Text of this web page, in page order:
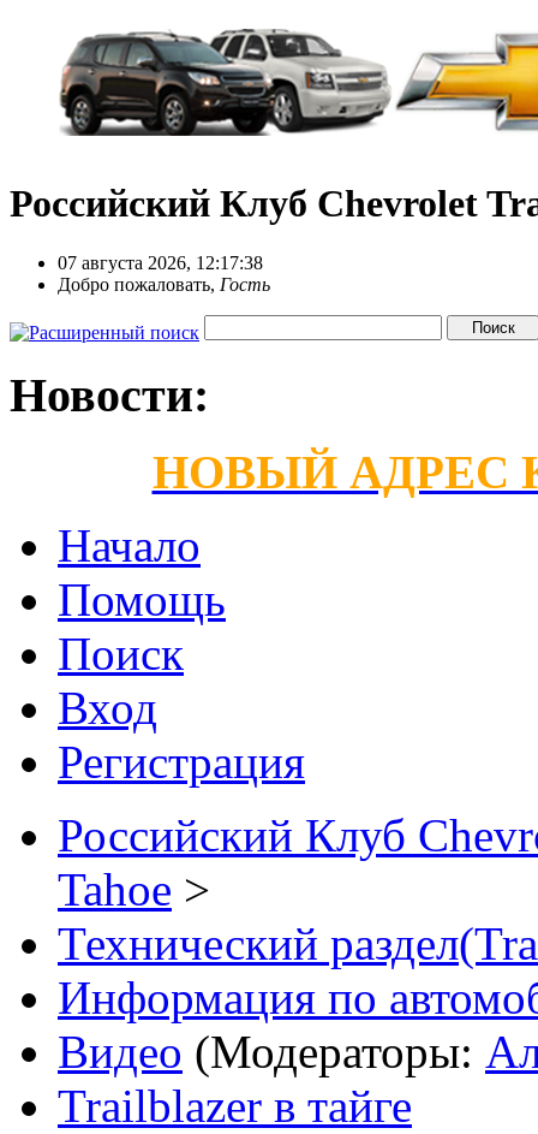
Российский Клуб Chevrolet
07 августа 2026, 12:17:38
Добро пожаловать, Гость
Новости:
НОВЫЙ АДРЕС
Начало
Помощь
Поиск
Вход
Регистрация
Российский Клуб
Tahoe >
Технический
Информация по
Видео (Модераторы:
Trailblazer в тайге